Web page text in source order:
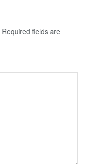
Required fields are